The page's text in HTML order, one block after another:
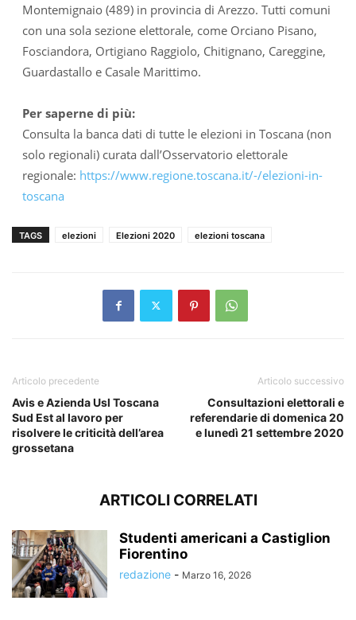
Montemignaio (489) in provincia di Arezzo. Tutti comuni
con una sola sezione elettorale, come Orciano Pisano,
Fosciandora, Ortigiano Raggiolo, Chitignano, Careggine,
Guardastallo e Casale Marittimo.
Per saperne di più:
Consulta la banca dati di tutte le elezioni in Toscana (non
solo regionali) curata dall’Osservatorio elettorale
regionale: https://www.regione.toscana.it/-/elezioni-in-
toscana
TAGS elezioni Elezioni 2020 elezioni toscana
Articolo precedente
Avis e Azienda Usl Toscana
Sud Est al lavoro per
risolvere le criticità dell’area
grossetana
Articolo successivo
Consultazioni elettorali e
referendarie di domenica 20
e lunedì 21 settembre 2020
ARTICOLI CORRELATI
Studenti americani a Castiglion
Fiorentino
redazione - Marzo 16, 2026